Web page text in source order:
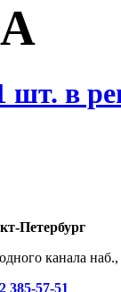
шт. в
Петербург
канала
385-57-51